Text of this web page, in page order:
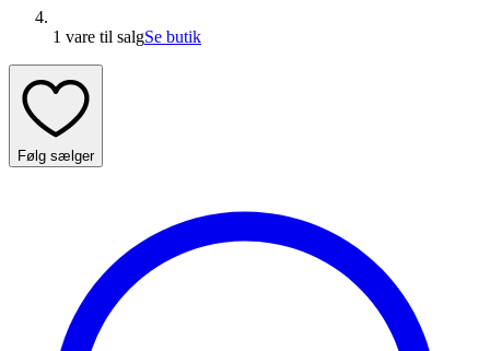
1 vare til salgSe butik
Følg sælger